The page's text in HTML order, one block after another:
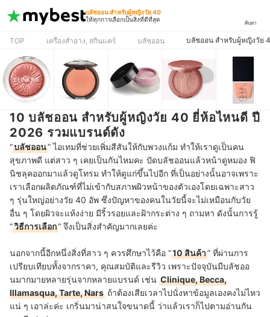
บลัชออน สำหรับผู้หญิงวัย 40
ให้ทุกการเลือกเป็นสิ่งที่ดีที่สุด
ค้นหา
TOP เครื่องสำอาง, สกินแคร์ บลัชออน บลัชออน สำหรับผู้หญิงวัย
10 บลัชออน สำหรับผู้หญิงวัย 40 ยี่ห้อไหนดี ปี
2026 รวมแบรนด์ดัง
“บลัชออน” ไอเทมที่ช่วยเพิ่มสีสันให้กับพวงแก้ม ทำให้เราดูเป็นคน
สุขภาพดี แต่สาว ๆ เคยเป็นกันไหมคะ ปัดบลัชออนแล้วหน้าดูหมอง ฟิ
นิชลุคออกมาแล้วดูโทรม ทำให้ดูแก่ขึ้นไปอีก ที่เป็นอย่างนั้นอาจเพราะ
เราเลือกผลิตภัณฑ์ที่ไม่เข้ากับสภาพผิวหน้าของตัวเองโดยเฉพาะสาว
ๆ รุ่นใหญ่อย่างวัย 40 อัพ ซึ่งปัญหาของคนในวัยนี้จะไม่เหมือนกับวัย
อื่น ๆ โดยผิวจะแห้งง่าย มีริ้วรอยและฝ้ากระต่าง ๆ ถามหา ดังนั้นการรู้
“วิธีการเลือก” จึงเป็นสิ่งสำคัญมากเลยค่ะ
นอกจากนี้อีกหนึ่งสิ่งที่สาว ๆ ควรศึกษาไว้คือ “10 สินค้า” ที่ผ่านการ
เปรียบเทียบทั้งจากราคา, คุณสมบัติและรีวิว เพราะปัจจุบันมีบลัชออ
นมากมายหลายรุ่นจากหลายแบรนด์ เช่น Clinique, Becca,
Illamasqua, Tarte, Nars ถ้าต้องเสียเวลาไปนั่งหาข้อมูลเองคงไม่ไหว
แน่ ๆ เอาล่ะค่ะ เกริ่นมาน่าสนใจขนาดนี้ ว่าแล้วเราก็ไปตามอ่านกัน